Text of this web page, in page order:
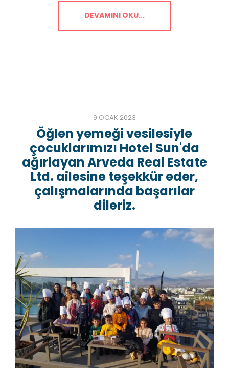
DEVAMINI OKU...
9 OCAK 2023
Öğlen yemeği vesilesiyle
çocuklarımızı Hotel Sun'da
ağırlayan Arveda Real Estate
Ltd. ailesine teşekkür eder,
çalışmalarında başarılar
dileriz.